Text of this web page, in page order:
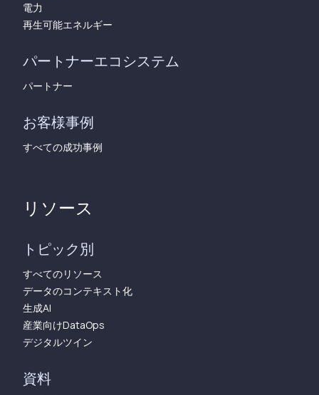
電力
再生可能エネルギー
パートナーエコシステム
パートナー
お客様事例
すべての成功事例
リソース
トピック別
すべてのリソース
データのコンテキスト化
生成AI
産業向けDataOps
デジタルツイン
資料